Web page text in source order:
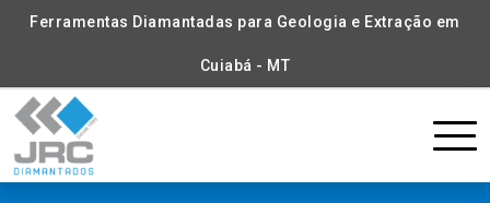
Ferramentas Diamantadas para Geologia e Extração em
Cuiabá - MT